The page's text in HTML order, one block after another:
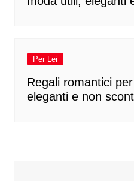
Per Lei
Regali romantici
eleganti e non